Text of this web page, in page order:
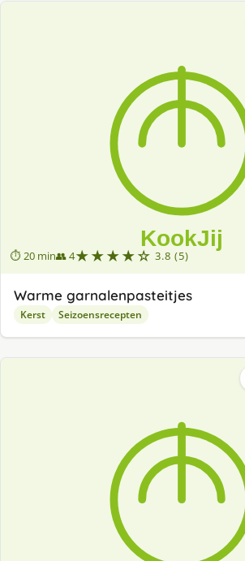
⏱ 20 min👥 4★★★★☆ 3.8 (5)
Warme garnalenpasteitjes
Kerst Seizoensrecepten